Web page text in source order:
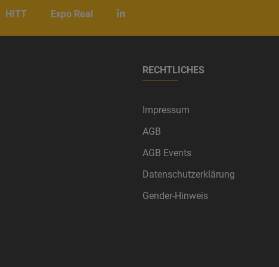
HITT Expo Real
RECHTLICHES
Impressum
AGB
AGB Events
Datenschutzerklärung
Gender-Hinweis